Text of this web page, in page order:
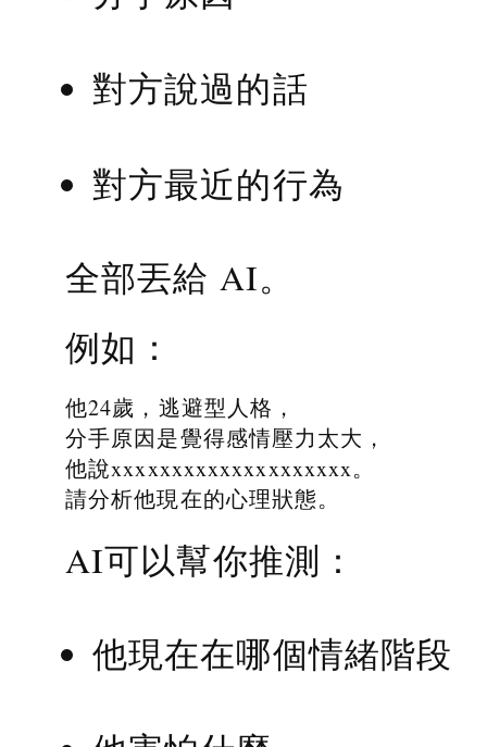
對方說過的話
對方最近的行為
全部丟給 AI。
例如：
他24歲，逃避型人格，
分手原因是覺得感情壓力太大，
他說xxxxxxxxxxxxxxxxxxxx。
請分析他現在的心理狀態。
AI可以幫你推測：
他現在在哪個情緒階段